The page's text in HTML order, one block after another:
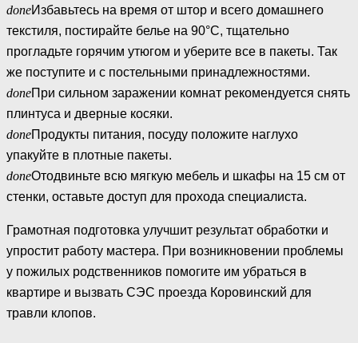
doneИзбавьтесь на время от штор и всего домашнего
текстиля, постирайте белье на 90°С, тщательно
прогладьте горячим утюгом и уберите все в пакеты. Так
же поступите и с постельными принадлежностями.
doneПри сильном заражении комнат рекомендуется снять
плинтуса и дверные косяки.
doneПродукты питания, посуду положите наглухо
упакуйте в плотные пакеты.
doneОтодвиньте всю мягкую мебель и шкафы на 15 см от
стенки, оставьте доступ для прохода специалиста.
Грамотная подготовка улучшит результат обработки и
упростит работу мастера. При возникновении проблемы
у пожилых родственников помогите им убраться в
квартире и вызвать СЭС проезда Коровинский для
травли клопов.